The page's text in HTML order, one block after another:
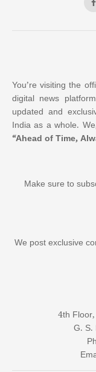
You’re visiting the
digital news
updated and
India as a whole.
“Ahead of Time,
Make sure to
We post exclusive
4th
G. S.